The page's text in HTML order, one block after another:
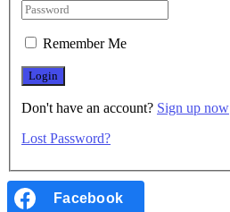
Remember Me
Don't have an account? Sign up now
Lost Password?
Facebook